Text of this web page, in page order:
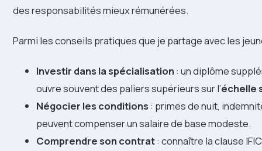
des responsabilités mieux rémunérées.
Parmi les conseils pratiques que je partage avec les
Investir dans la spécialisation : un diplôme
ouvre souvent des paliers supérieurs sur l’échelle
Négocier les conditions : primes de nuit,
peuvent compenser un salaire de base modeste.
Comprendre son contrat: connaître la clause